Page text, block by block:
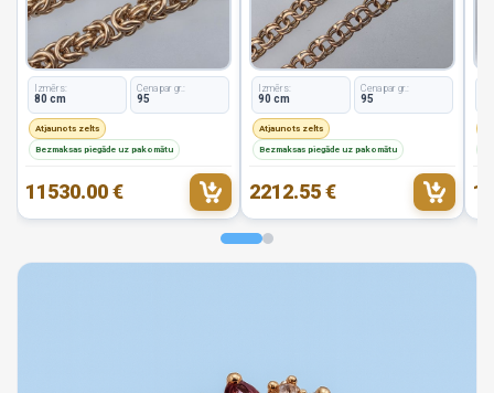
Izmērs:
80 cm
Cena par gr.:
95
Atjaunots zelts
Bezmaksas piegāde uz pakomātu
11530.00 €
Izmērs:
90 cm
Cena par gr.:
95
Atjaunots zelts
Bezmaksas piegāde uz pakomātu
2212.55 €